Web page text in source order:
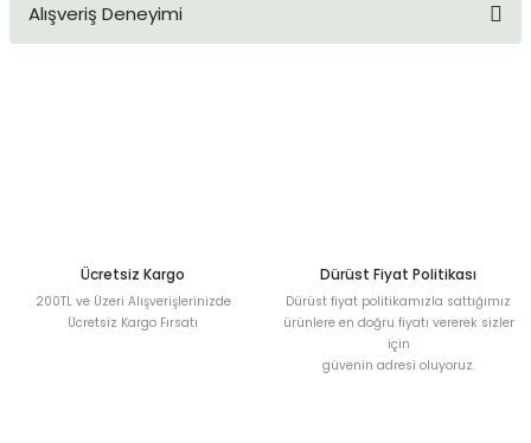
konularda yetersiz gördüğünüz noktaları öneri formunu
Alışveriş Deneyimi
Ücretsiz Kargo
200TL ve Üzeri Alışverişlerinizde
Ücretsiz Kargo Fırsatı
Dürüst Fiyat Politikası
Dürüst fiyat politikamızla sattığımız
ürünlere en doğru fiyatı vererek sizler
için
güvenin adresi oluyoruz.